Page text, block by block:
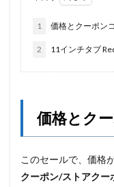
1 価格とクーポン
2 11インチタブ
価格とク
このセールで、価格
クーポン/ストアクー